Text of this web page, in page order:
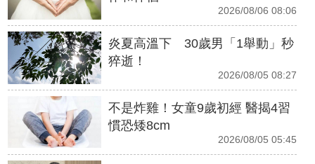
2026/08/06 08:06
炎夏高溫下 30歲男「1舉動」秒
猝逝！
2026/08/05 08:27
不是炸雞！女童9歲初經 醫揭4習
慣恐矮8cm
2026/08/05 05:45